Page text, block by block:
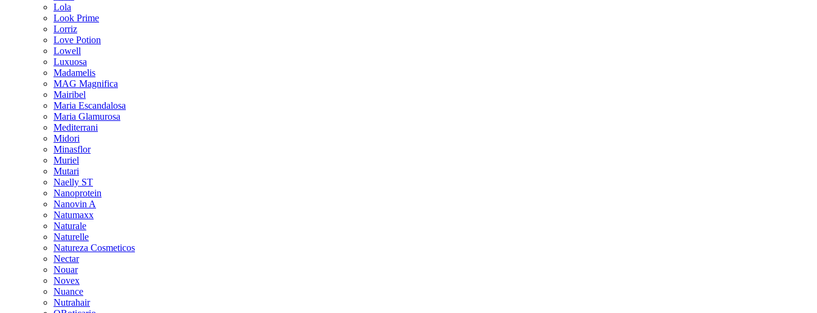
Lola
Look Prime
Lorriz
Love Potion
Lowell
Luxuosa
Madamelis
MAG Magnifica
Mairibel
Maria Escandalosa
Maria Glamurosa
Mediterrani
Midori
Minasflor
Muriel
Mutari
Naelly ST
Nanoprotein
Nanovin A
Natumaxx
Naturale
Naturelle
Natureza Cosmeticos
Nectar
Nouar
Novex
Nuance
Nutrahair